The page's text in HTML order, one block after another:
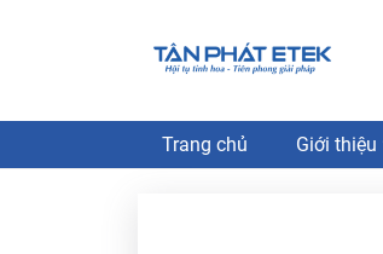
Trang chủ Giới thiệu